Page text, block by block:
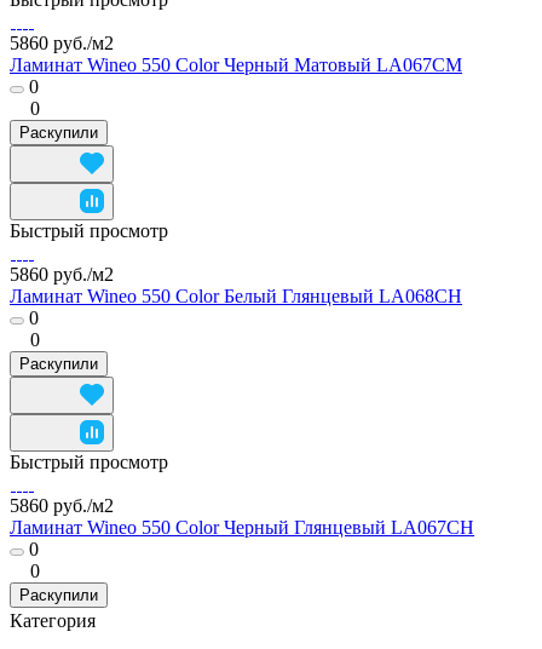
5860 руб./м2
Ламинат Wineo 550 Color Черный Матовый LA067CM
0
0
Раскупили
Быстрый просмотр
5860 руб./м2
Ламинат Wineo 550 Color Белый Глянцевый LA068CH
0
0
Раскупили
Быстрый просмотр
5860 руб./м2
Ламинат Wineo 550 Color Черный Глянцевый LA067CH
0
0
Раскупили
Категория